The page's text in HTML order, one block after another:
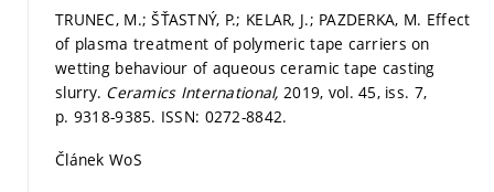
TRUNEC, M.; ŠŤASTNÝ, P.; KELAR, J.; PAZDERKA, M. Effect
of plasma treatment of polymeric tape carriers on
wetting behaviour of aqueous ceramic tape casting
slurry. Ceramics International, 2019, vol. 45, iss. 7,
p. 9318-9385. ISSN: 0272-8842.
Článek WoS